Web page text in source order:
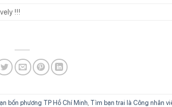
!!!
bốn phương TP Hồ Chí Minh Tìm bạn trai là Công nhân